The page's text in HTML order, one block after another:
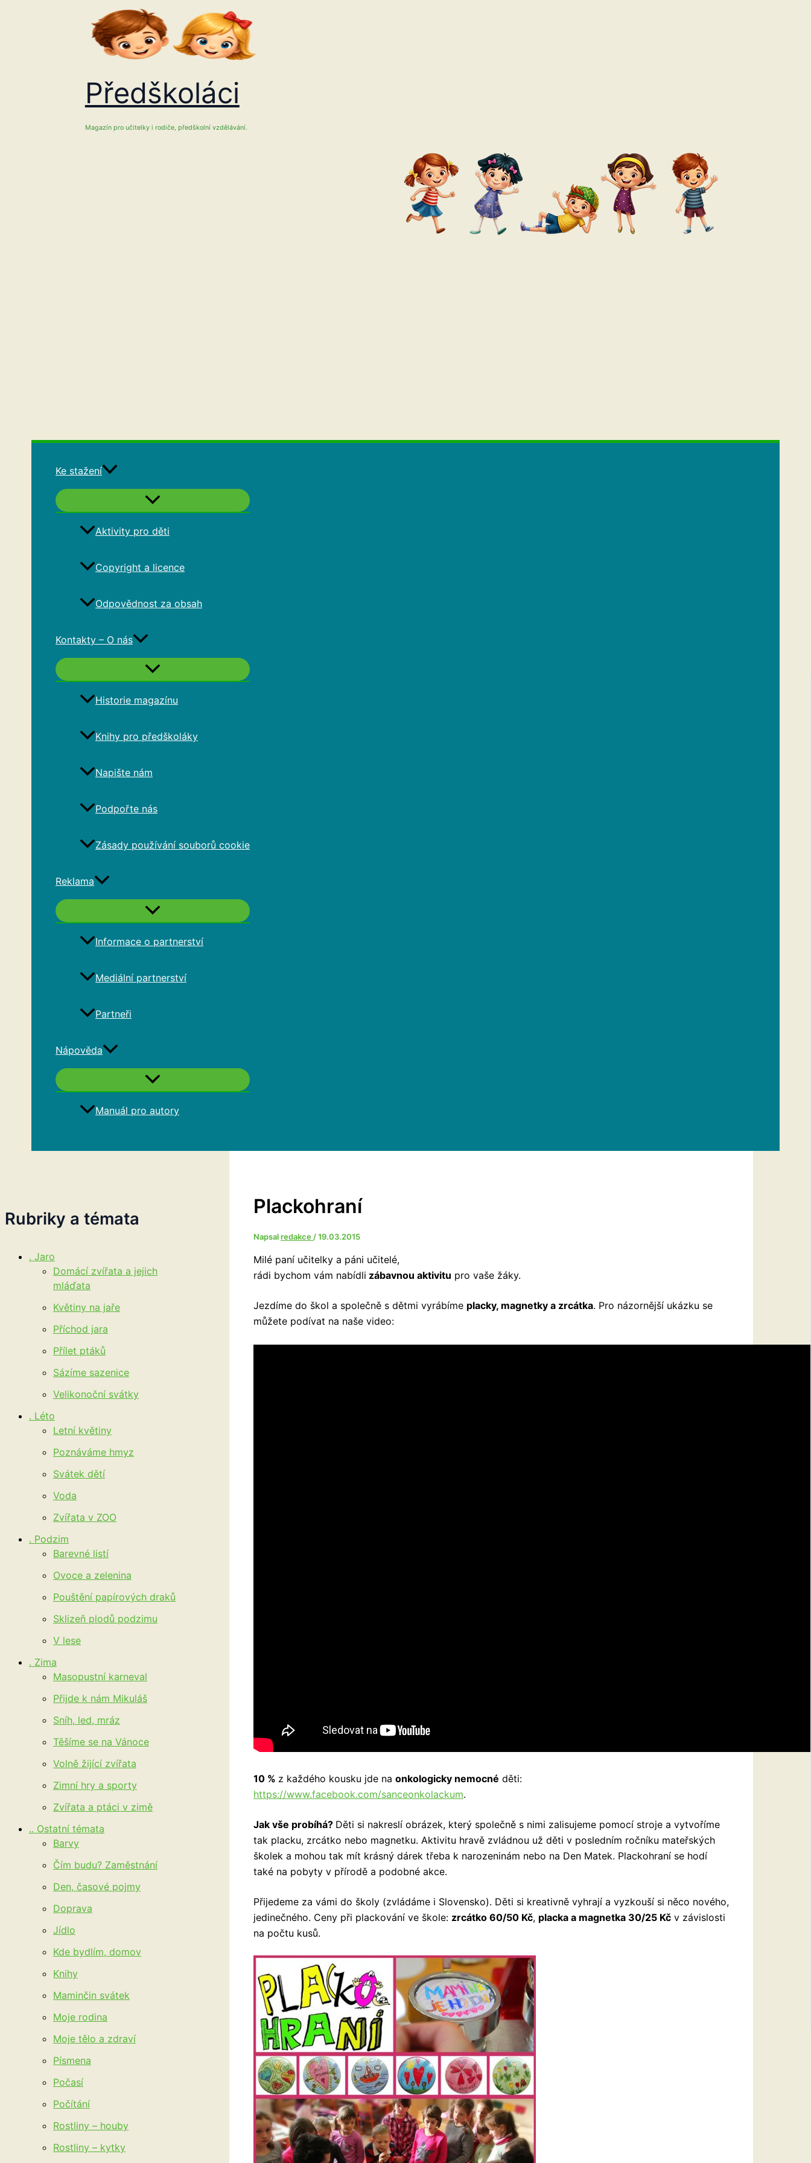
Předškoláci
Magazín pro učitelky i rodiče, předškolní vzdělávání.
Ke stažení
Aktivity pro děti
Copyright a licence
Odpovědnost za obsah
Kontakty – O nás
Historie magazínu
Knihy pro předškoláky
Napište nám
Podpořte nás
Zásady používání souborů cookie
Reklama
Informace o partnerství
Mediální partnerství
Partneři
Nápověda
Manuál pro autory
Rubriky a témata
. Jaro
Domácí zvířata a jejich
mláďata
Květiny na jaře
Příchod jara
Přílet ptáků
Sázíme sazenice
Velikonoční svátky
. Léto
Letní květiny
Poznáváme hmyz
Svátek dětí
Voda
Zvířata v ZOO
. Podzim
Barevné listí
Ovoce a zelenina
Pouštění papírových draků
Sklizeň plodů podzimu
V lese
. Zima
Masopustní karneval
Přijde k nám Mikuláš
Sníh, led, mráz
Těšíme se na Vánoce
Volně žijící zvířata
Zimní hry a sporty
Zvířata a ptáci v zimě
.. Ostatní témata
Barvy
Čím budu? Zaměstnání
Den, časové pojmy
Doprava
Jídlo
Kde bydlím, domov
Knihy
Maminčin svátek
Moje rodina
Moje tělo a zdraví
Písmena
Počasí
Počítání
Rostliny – houby
Rostliny – kytky
Plackohraní
Napsalredakce /19.03.2015
Milé paní učitelky a páni učitelé,
rádi bychom vám nabídli zábavnou aktivitu pro vaše žáky.
Jezdíme do škol a společně s dětmi vyrábíme placky, magnetky a zrcátka. Pro názornější ukázku se
můžete podívat na naše video:
10 % z každého kousku jde na onkologicky nemocné děti:
https://www.facebook.com/sanceonkolackum.
Jak vše probíhá? Děti si nakreslí obrázek, který společně s nimi zalisujeme pomocí stroje a vytvoříme
tak placku, zrcátko nebo magnetku. Aktivitu hravě zvládnou už děti v posledním ročníku mateřských
školek a mohou tak mít krásný dárek třeba k narozeninám nebo na Den Matek. Plackohraní se hodí
také na pobyty v přírodě a podobné akce.
Přijedeme za vámi do školy (zvládáme i Slovensko). Děti si kreativně vyhrají a vyzkouší si něco nového,
jedinečného. Ceny při plackování ve škole: zrcátko 60/50 Kč, placka a magnetka 30/25 Kč v závislosti
na počtu kusů.